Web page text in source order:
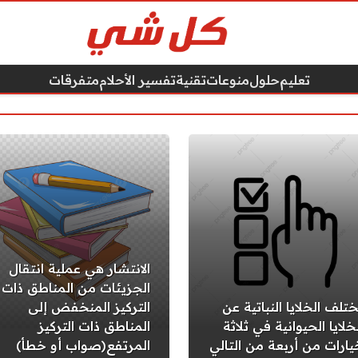
تعليمحلولمنوعاتتقنيةتفسير الأحلاممتفرقات
الخلايا النباتية عن
الحيوانية في ثلاثة
من أربعة من التالي
الانتشار هي عملية انتقال
الجزيئات من المناطق ذات
التركيز المنخفض إلى
المناطق ذات التركيز
المرتفع(صواب أو خطأ)